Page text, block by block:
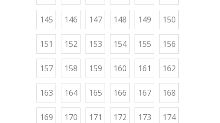
145 146 147 148 149 150
151 152 153 154 155 156
157 158 159 160 161 162
163 164 165 166 167 168
169 170 171 172 173 174